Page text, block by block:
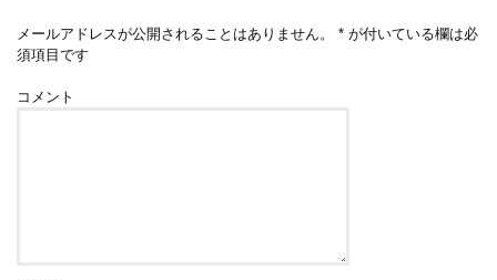
メールアドレスが公開されることはありません。 * が付いている欄は必
須項目です
コメント